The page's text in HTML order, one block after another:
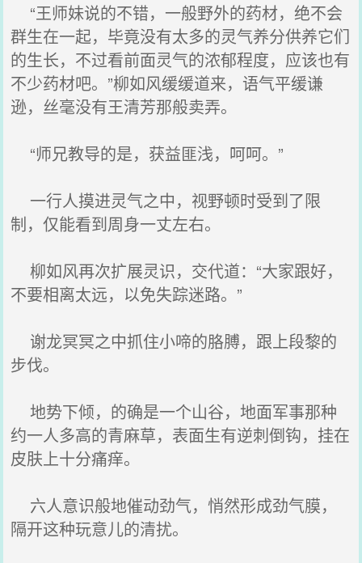
“王师妹说的不错，一般野外的药材，绝不会
群生在一起，毕竟没有太多的灵气养分供养它们
的生长，不过看前面灵气的浓郁程度，应该也有
不少药材吧。”柳如风缓缓道来，语气平缓谦
逊，丝毫没有王清芳那般卖弄。
“师兄教导的是，获益匪浅，呵呵。”
一行人摸进灵气之中，视野顿时受到了限
制，仅能看到周身一丈左右。
柳如风再次扩展灵识，交代道：“大家跟好，
不要相离太远，以免失踪迷路。”
谢龙冥冥之中抓住小啼的胳膊，跟上段黎的
步伐。
地势下倾，的确是一个山谷，地面军事那种
约一人多高的青麻草，表面生有逆刺倒钩，挂在
皮肤上十分痛痒。
六人意识般地催动劲气，悄然形成劲气膜，
隔开这种玩意儿的清扰。